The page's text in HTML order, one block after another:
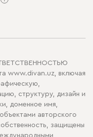
www.divan.uz, включая
структуру, дизайн и
доменное имя,
авторского
защищены